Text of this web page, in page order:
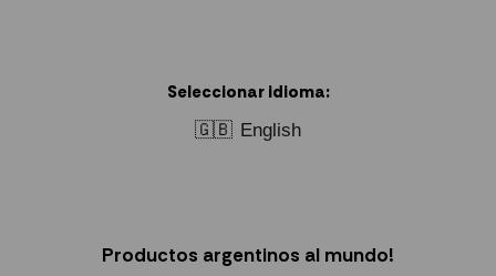
Seleccionar idioma:
🇬🇧 English
Productos argentinos al mundo!